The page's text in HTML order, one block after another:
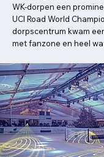
WK-dorpen een
UCI Road World
dorpscentrum kwam
met fanzone en heel